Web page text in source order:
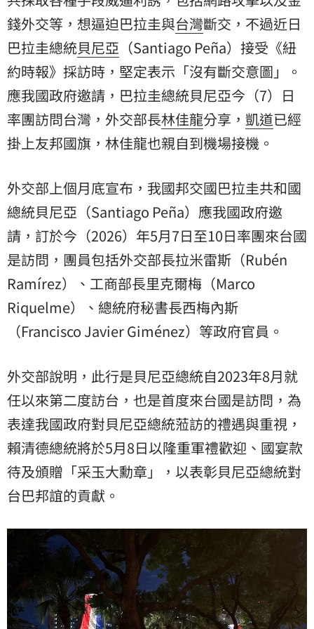
錢外交等，想逼迫巴拉圭與台灣斷交，不過近日
巴拉圭總統貝尼亞 （Santiago Peña）接受《紐
約時報》採訪時，堅定表示「沒有斷交意圖」。
應我國政府邀請，巴拉圭總統貝尼亞今（7）日
率團訪問台灣，外交部長林佳龍分享， 凱道已經
掛上友邦國旗，林佳龍也親自到機場接機。
外交部上個月底宣布，我國邦交國巴拉圭共和國
總統貝尼亞（Santiago Peña）應我國政府邀
請，訂於今（2026）年5月7日至10日率團來台國
是訪問，團員包括外交部長拉米雷斯（Rubén
Ramírez）、工商部長里克爾梅（Marco
Riquelme）、總統府秘書長西梅內斯
（Francisco Javier Giménez）等政府官員。
外交部說明，此行是貝尼亞總統自2023年8月就
任以來第二度訪台，也是首度來台國是訪問，為
表達我國政府對貝尼亞總統蒞訪的禮遇與重視，
賴清德總統將於5月8日以隆重軍禮歡迎、國宴款
待及頒贈「采玉大勳章」，以表彰貝尼亞總統對
台巴邦誼的貢獻。